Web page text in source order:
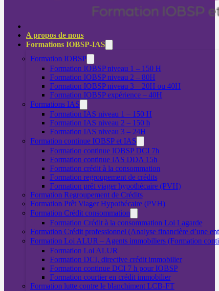
A propos de nous
Formations IOBSP-IAS
Formation IOBSP
Formation IOBSP niveau 1 – 150 H
Formation IOBSP niveau 2 – 80H
Formation IOBSP niveau 3 – 20H ou 40H
Formation IOBSP expérience – 40H
Formations IAS
Formation IAS niveau 1 – 150 H
Formation IAS niveau 2 – 150 h
Formation IAS niveau 3 – 24H
Formation continue IOBSP et IAS
Formation continue IOBSP DCI 7h
Formation continue IAS DDA 15h
Formation crédit à la consommation
Formation regroupement de crédits
Formation prêt viager hypothécaire (PVH)
Formation Regroupement de Crédits
Formation Prêt Viager Hypothécaire (PVH)
Formation Crédit consommation
Formation Crédit à la consommation Loi Lagarde
Formation Crédit professionnel (Analyse financière d’une
Formation Loi ALUR – Agents immobiliers (Formation
Formation Loi ALUR
Formation DCI, directive crédit immobilier
Formation continue DCI 7 h pour IOBSP
Formation courtier en crédit immobilier
Formation lutte contre le blanchiment LCB-FT